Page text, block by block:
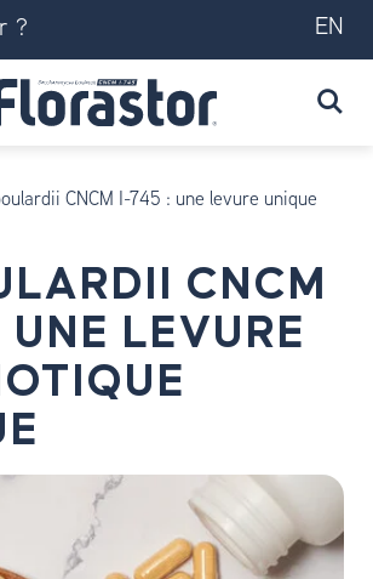
? EN
CNCM I-745 : une levure unique
CNCM
UNE LEVURE